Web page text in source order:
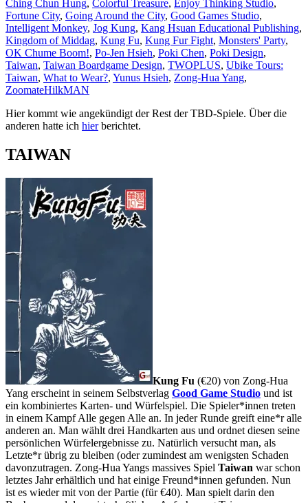
Ching Chun Hung, Colorful Treasure, Enjoy Thinking Studio,
Fortune City, Going Around the City, Good Games Studio,
Intelligent Monkey, Jog Kung, Kang Hsuan Educational Publishing,
Kingdom of Middag, Kung Fu, Kung Fur Fight, Monsters' Party,
OK Chume Boom!, Po-Jen Hsieh, Poki Chen, Poki Design,
Taiwan, Taiwan Boardgame Design, TWOPLUS, Ubike Tours:
Taiwan, What to Wear?, Yunus Hsieh, Zong-Hua Yang,
ZoomateHilkMAN
Hier kommt wie angekündigt der Rest der TBD-Spiele. Über die
anderen hatte ich hierberichtet.
TAIWAN
Kung Fu (€20) von Zong-Hua
Yang erscheint in seinem Selbstverlag Good Game Studio und ist
ein kombiniertes Karten- und Würfelspiel. Die Spieler*innen treten
in einem Kampf Alle gegen Alle an. In jeder Runde greift eine*r alle
anderen an. Man wählt drei Handkarten aus und ordnet diesen seine
persönlichen Würfelergebnisse zu. Natürlich versucht man, als
Letzte*r übrig zu bleiben (oder zumindest am wenigsten Schaden
davonzutragen. Zong-Hua Yangs massives Spiel Taiwan war schon
letztes Jahr erhältlich und hat einige Freund*innen gefunden. Nun
ist es wieder mit von der Partie (für €40). Man spielt darin den